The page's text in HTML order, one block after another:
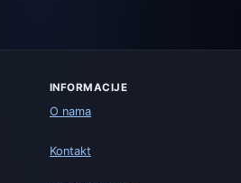
INFORMACIJE
O nama
Kontakt